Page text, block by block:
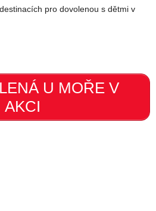
pro dovolenou s dětmi v
U MOŘE V
AKCI